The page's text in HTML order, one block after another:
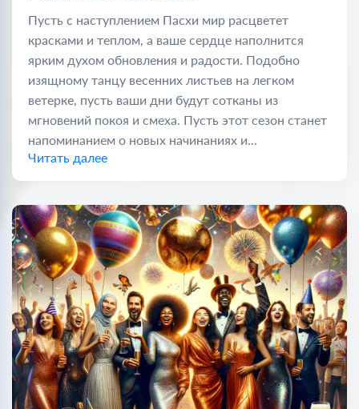
Пусть с наступлением Пасхи мир расцветет
красками и теплом, а ваше сердце наполнится
ярким духом обновления и радости. Подобно
изящному танцу весенних листьев на легком
ветерке, пусть ваши дни будут сотканы из
мгновений покоя и смеха. Пусть этот сезон станет
напоминанием о новых начинаниях и...
Читать далее